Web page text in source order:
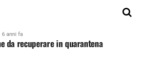
6 anni fa
da recuperare in quarantena